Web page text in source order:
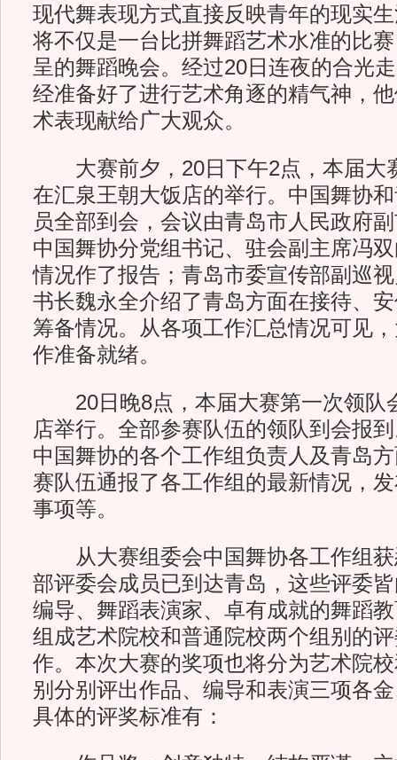
现代舞表现方式直接反映青年的现实
将不仅是一台比拼舞蹈艺术水准的比
呈的舞蹈晚会。经过20日连夜的合光
经准备好了进行艺术角逐的精气神，
术表现献给广大观众。
大赛前夕，20日下午2点，本届大
在汇泉王朝大饭店的举行。中国舞协
员全部到会，会议由青岛市人民政府
中国舞协分党组书记、驻会副主席冯
情况作了报告；青岛市委宣传部副巡
书长魏永全介绍了青岛方面在接待、
筹备情况。从各项工作汇总情况可见
作准备就绪。
20日晚8点，本届大赛第一次领队
店举行。全部参赛队伍的领队到会报
中国舞协的各个工作组负责人及青岛
赛队伍通报了各工作组的最新情况，
事项等。
从大赛组委会中国舞协各工作组获
部评委会成员已到达青岛，这些评委
编导、舞蹈表演家、卓有成就的舞蹈
组成艺术院校和普通院校两个组别的
作。本次大赛的奖项也将分为艺术院
别分别评出作品、编导和表演三项各
具体的评奖标准有：